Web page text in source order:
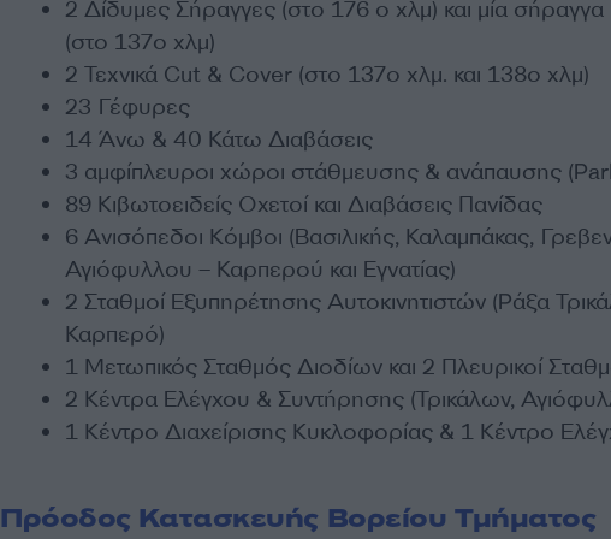
2 Δίδυμες Σήραγγες (στο 176 ο χλμ) και μία
(στο 137ο χλμ)
2 Τεχνικά Cut & Cover (στο 137ο χλμ. και 138ο χλμ)
23 Γέφυρες
14 Άνω & 40 Κάτω Διαβάσεις
3 αμφίπλευροι χώροι στάθμευσης & ανάπαυσης
89 Κιβωτοειδείς Οχετοί και Διαβάσεις Πανίδας
6 Ανισόπεδοι Κόμβοι (Βασιλικής, Καλαμπάκας,
Αγιόφυλλου – Καρπερού και Εγνατίας)
2 Σταθμοί Εξυπηρέτησης Αυτοκινητιστών (Ράξα
Καρπερό)
1 Μετωπικός Σταθμός Διοδίων και 2 Πλευρικοί
2 Κέντρα Ελέγχου & Συντήρησης (Τρικάλων,
1 Κέντρο Διαχείρισης Κυκλοφορίας & 1 Κέντρο
Πρόοδος Κατασκευής Βορείου Τμήματος